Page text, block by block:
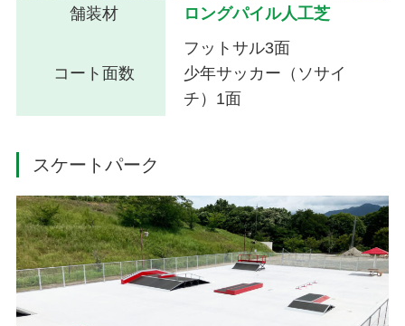
舗装材 ロングパイル人工芝
コート面数
フットサル3面
少年サッカー（ソサイ
チ）1面
スケートパーク